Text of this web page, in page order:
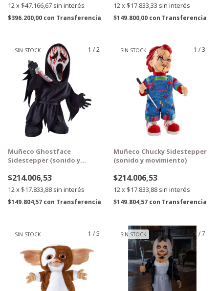
12x $47.166,67 sin interés
$396.200,00 con Transferencia
12x $17.833,33 sin interés
$149.800,00 con Transferencia
1 /2
SIN STOCK
GRATIS
Muñeco Ghostface
Sidestepper (sonido y
$214.006,53
12x $17.833,88 sin interés
$149.804,57 con Transferencia
1 /3
SIN STOCK
Muñeco Chucky Sidestepper
(sonido y movimiento)
$214.006,53
12x $17.833,88 sin interés
$149.804,57 con Transferencia
1 /5
SIN STOCK
1 /7
SIN STOCK
GRATIS